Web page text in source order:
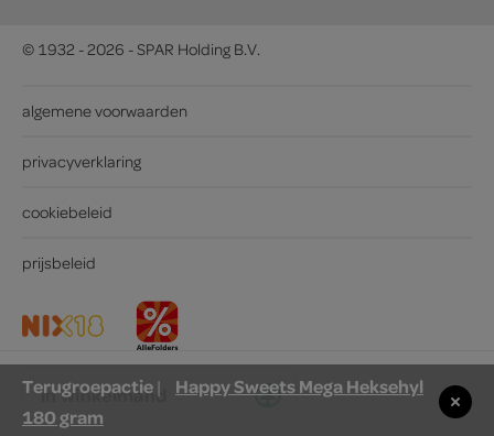
in winkelmand
© 1932 - 2026 - SPAR Holding B.V.
algemene voorwaarden
privacyverklaring
cookiebeleid
prijsbeleid
Terugroepactie|
Happy Sweets Mega Heksehyl
180 gram